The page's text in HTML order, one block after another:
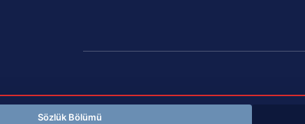
Sözlük Bölümü